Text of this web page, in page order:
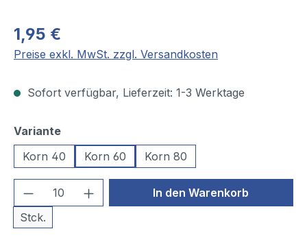
1,95 €
Preise exkl. MwSt. zzgl. Versandkosten
Sofort verfügbar, Lieferzeit: 1-3 Werktage
Varianteauswählen
Korn 40
Korn 60 Korn 80
Produkt Anzahl: Gib den
Stck.
In den Warenkorb